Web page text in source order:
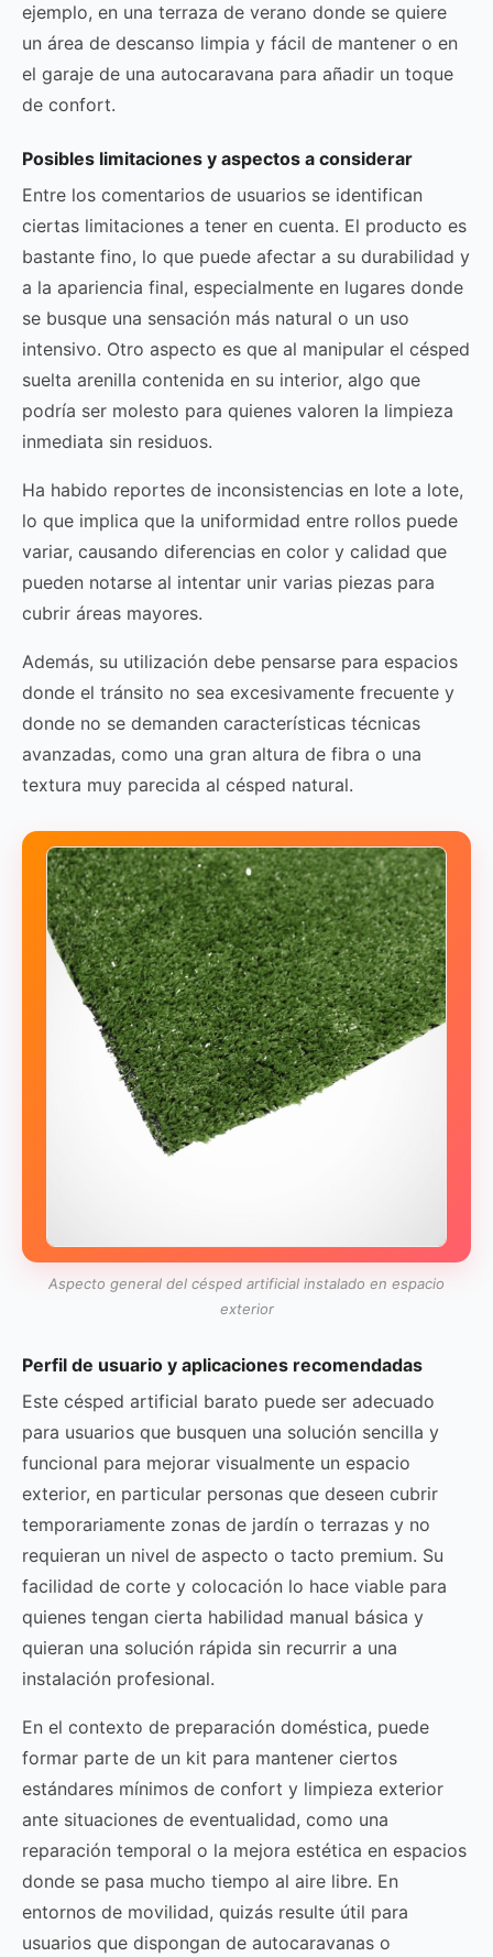
ejemplo, en una terraza de verano donde se quiere
un área de descanso limpia y fácil de mantener o en
el garaje de una autocaravana para añadir un toque
de confort.
Posibles limitaciones y aspectos a considerar
Entre los comentarios de usuarios se identifican
ciertas limitaciones a tener en cuenta. El producto es
bastante fino, lo que puede afectar a su durabilidad y
a la apariencia final, especialmente en lugares donde
se busque una sensación más natural o un uso
intensivo. Otro aspecto es que al manipular el césped
suelta arenilla contenida en su interior, algo que
podría ser molesto para quienes valoren la limpieza
inmediata sin residuos.
Ha habido reportes de inconsistencias en lote a lote,
lo que implica que la uniformidad entre rollos puede
variar, causando diferencias en color y calidad que
pueden notarse al intentar unir varias piezas para
cubrir áreas mayores.
Además, su utilización debe pensarse para espacios
donde el tránsito no sea excesivamente frecuente y
donde no se demanden características técnicas
avanzadas, como una gran altura de fibra o una
textura muy parecida al césped natural.
Aspecto general del césped artificial instalado en espacio
exterior
Perfil de usuario y aplicaciones recomendadas
Este césped artificial barato puede ser adecuado
para usuarios que busquen una solución sencilla y
funcional para mejorar visualmente un espacio
exterior, en particular personas que deseen cubrir
temporariamente zonas de jardín o terrazas y no
requieran un nivel de aspecto o tacto premium. Su
facilidad de corte y colocación lo hace viable para
quienes tengan cierta habilidad manual básica y
quieran una solución rápida sin recurrir a una
instalación profesional.
En el contexto de preparación doméstica, puede
formar parte de un kit para mantener ciertos
estándares mínimos de confort y limpieza exterior
ante situaciones de eventualidad, como una
reparación temporal o la mejora estética en espacios
donde se pasa mucho tiempo al aire libre. En
entornos de movilidad, quizás resulte útil para
usuarios que dispongan de autocaravanas o